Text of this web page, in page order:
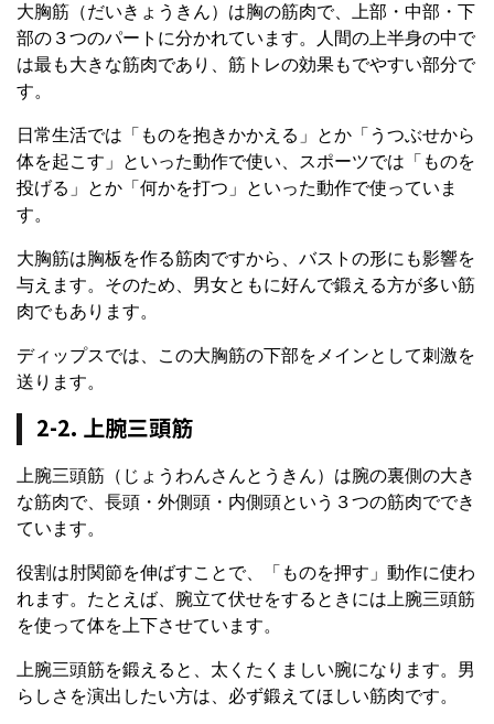
大胸筋（だいきょうきん）は胸の筋肉で、上部・中部・下
部の３つのパートに分かれています。人間の上半身の中で
は最も大きな筋肉であり、筋トレの効果もでやすい部分で
す。
日常生活では「ものを抱きかかえる」とか「うつぶせから
体を起こす」といった動作で使い、スポーツでは「ものを
投げる」とか「何かを打つ」といった動作で使っていま
す。
大胸筋は胸板を作る筋肉ですから、バストの形にも影響を
与えます。そのため、男女ともに好んで鍛える方が多い筋
肉でもあります。
ディップスでは、この大胸筋の下部をメインとして刺激を
送ります。
2-2. 上腕三頭筋
上腕三頭筋（じょうわんさんとうきん）は腕の裏側の大き
な筋肉で、長頭・外側頭・内側頭という３つの筋肉ででき
ています。
役割は肘関節を伸ばすことで、「ものを押す」動作に使わ
れます。たとえば、腕立て伏せをするときには上腕三頭筋
を使って体を上下させています。
上腕三頭筋を鍛えると、太くたくましい腕になります。男
らしさを演出したい方は、必ず鍛えてほしい筋肉です。